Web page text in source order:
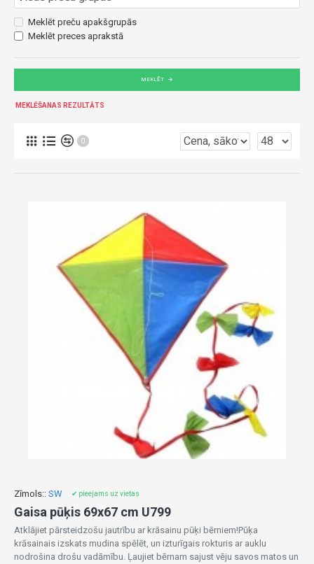
Meklēt preču apakšgrupās
Meklēt preces aprakstā
MEKLĒT
MEKLĒŠANAS REZULTĀTS
0
Zīmols:: SW ✔ pieejams uz vietas
Gaisa pūķis 69x67 cm U799
Atklājiet pārsteidzošu jautrību ar krāsainu pūķi bērniem!Pūķa
krāsainais izskats mudina spēlēt, un izturīgais rokturis ar auklu
nodrošina drošu vadāmību. Ļaujiet bērnam sajust vēju savos matos un